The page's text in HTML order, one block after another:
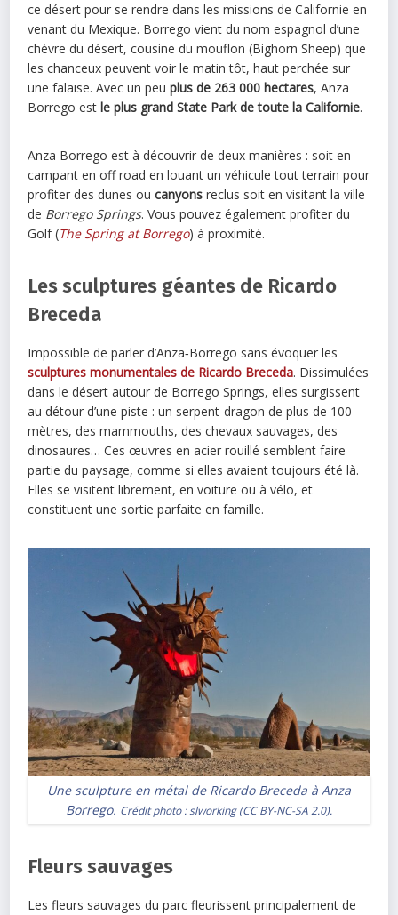
ce désert pour se rendre dans les missions de Californie en
venant du Mexique. Borrego vient du nom espagnol d’une
chèvre du désert, cousine du mouflon (Bighorn Sheep) que
les chanceux peuvent voir le matin tôt, haut perchée sur
une falaise. Avec un peuplus de 263 000 hectares, Anza
Borrego estle plus grand State Park de toute la Californie.
Anza Borrego est à découvrir de deux manières : soit en
campant en off road en louant un véhicule tout terrain pour
profiter des dunes oucanyons reclus soit en visitant la ville
de Borrego Springs. Vous pouvez également profiter du
Golf (The Spring at Borrego) à proximité.
Les sculptures géantes de Ricardo
Breceda
Impossible de parler d’Anza‑Borrego sans évoquer les
sculptures monumentales de Ricardo Breceda. Dissimulées
dans le désert autour de Borrego Springs, elles surgissent
au détour d’une piste : un serpent-dragon de plus de 100
mètres, des mammouths, des chevaux sauvages, des
dinosaures… Ces œuvres en acier rouillé semblent faire
partie du paysage, comme si elles avaient toujours été là.
Elles se visitent librement, en voiture ou à vélo, et
constituent une sortie parfaite en famille.
Une sculpture en métal de Ricardo Breceda à Anza
Borrego. Crédit photo :slworking(CC BY-NC-SA 2.0).
Fleurs sauvages
Les fleurs sauvages du parc fleurissent principalement de